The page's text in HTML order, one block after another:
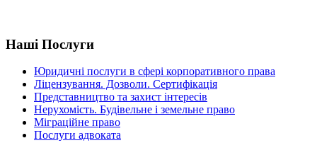
Наші Послуги
Юридичні послуги в сфері корпоративного права
Ліцензування. Дозволи. Cертифікація
Представництво та захист інтересів
Нерухомість. Будівельне і земельне право
Міграційне право
Послуги адвоката